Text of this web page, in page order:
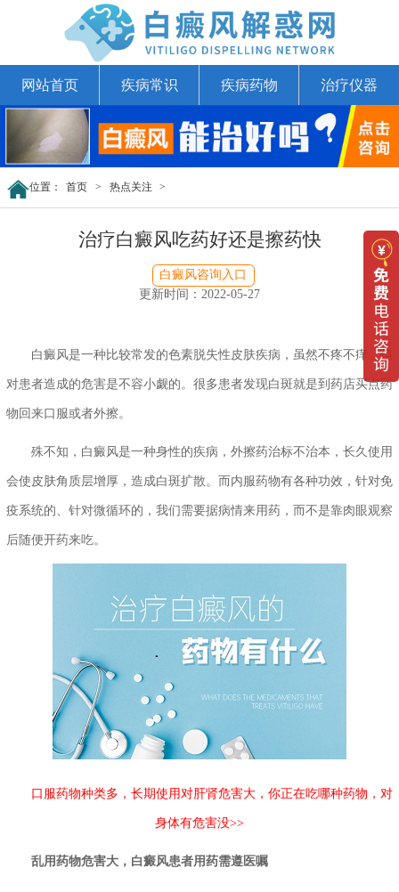
网站首页 疾病常识 疾病药物 治疗仪器
位置： 首页 > 热点关注 >
治疗白癜风吃药好还是擦药快
白癜风咨询入口
更新时间：2022-05-27
白癜风是一种比较常发的色素脱失性皮肤疾病，虽然不疼不痒，但
对患者造成的危害是不容小觑的。很多患者发现白斑就是到药店买点药
物回来口服或者外擦。
殊不知，白癜风是一种身性的疾病，外擦药治标不治本，长久使用
会使皮肤角质层增厚，造成白斑扩散。而内服药物有各种功效，针对免
疫系统的、针对微循环的，我们需要据病情来用药，而不是靠肉眼观察
后随便开药来吃。
口服药物种类多，长期使用对肝肾危害大，你正在吃哪种药物，对
身体有危害没>>
乱用药物危害大，白癜风患者用药需遵医嘱